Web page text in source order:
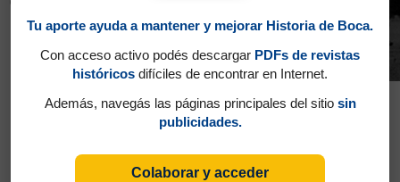
06/11/1955
Boca 1 - San Lorenzo 1
Vélez 1 - Boca 2
Tu aporte ayuda a mantener y mejorar Historia de Boca.
Con acceso activo podés descargar PDFs de revistas
históricos difíciles de encontrar en Internet.
Además, navegás las páginas principales del sitio sin
publicidades.
Colaborar y acceder